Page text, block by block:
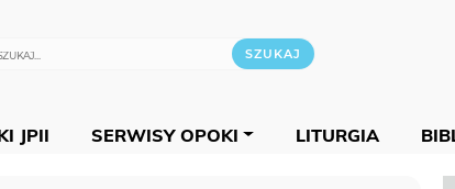
JPII SERWISY OPOKI LITURGIA